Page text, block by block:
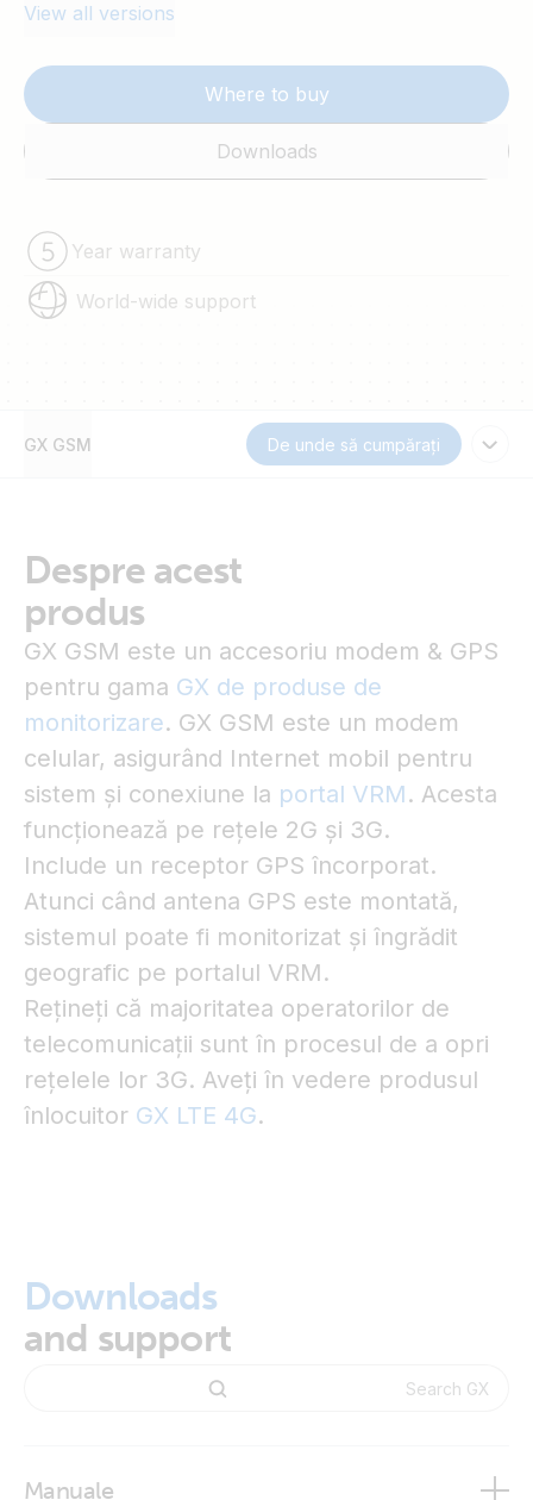
View all versions
Where to buy
Downloads
Year warranty
World-wide support
GX GSM De unde să cumpărați
Despre acest
produs
GX GSM este un accesoriu modem & GPS
pentru gama GX de produse de
monitorizare. GX GSM este un modem
celular, asigurând Internet mobil pentru
sistem și conexiune la portal VRM. Acesta
funcționează pe rețele 2G și 3G.
Include un receptor GPS încorporat.
Atunci când antena GPS este montată,
sistemul poate fi monitorizat și îngrădit
geografic pe portalul VRM.
Rețineți că majoritatea operatorilor de
telecomunicații sunt în procesul de a opri
rețelele lor 3G. Aveți în vedere produsul
înlocuitor GX LTE 4G.
Downloads
and support
Manuale